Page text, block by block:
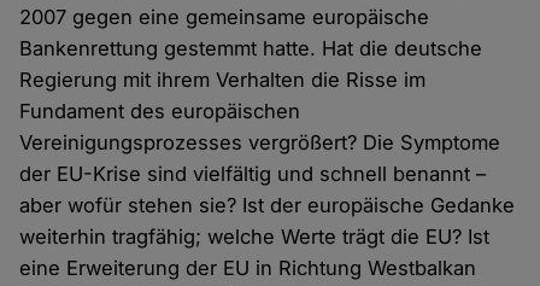
2007 gegen eine gemeinsame europäische
Bankenrettung gestemmt hatte. Hat die deutsche
Regierung mit ihrem Verhalten die Risse im
Fundament des europäischen
Vereinigungsprozesses vergrößert? Die Symptome
der EU-Krise sind vielfältig und schnell benannt –
aber wofür stehen sie? Ist der europäische Gedanke
weiterhin tragfähig; welche Werte trägt die EU? Ist
eine Erweiterung der EU in Richtung Westbalkan